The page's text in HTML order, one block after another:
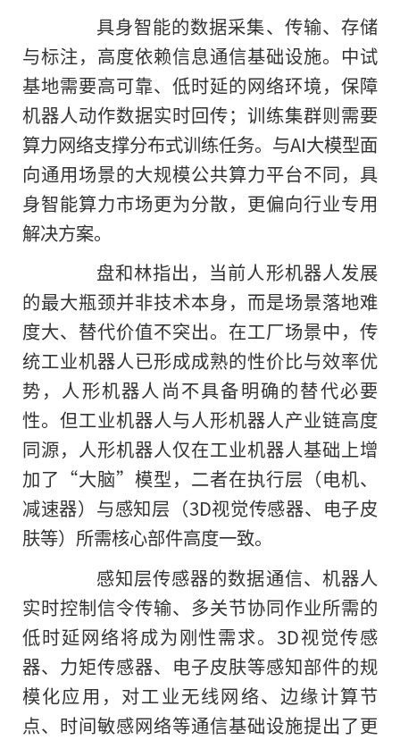
具身智能的数据采集、传输、存储
与标注，高度依赖信息通信基础设施。中试
基地需要高可靠、低时延的网络环境，保障
机器人动作数据实时回传；训练集群则需要
算力网络支撑分布式训练任务。与AI大模型面
向通用场景的大规模公共算力平台不同，具
身智能算力市场更为分散，更偏向行业专用
解决方案。
盘和林指出，当前人形机器人发展
的最大瓶颈并非技术本身，而是场景落地难
度大、替代价值不突出。在工厂场景中，传
统工业机器人已形成成熟的性价比与效率优
势，人形机器人尚不具备明确的替代必要
性。但工业机器人与人形机器人产业链高度
同源，人形机器人仅在工业机器人基础上增
加了“大脑”模型，二者在执行层（电机、
减速器）与感知层（3D视觉传感器、电子皮
肤等）所需核心部件高度一致。
感知层传感器的数据通信、机器人
实时控制信令传输、多关节协同作业所需的
低时延网络将成为刚性需求。3D视觉传感
器、力矩传感器、电子皮肤等感知部件的规
模化应用，对工业无线网络、边缘计算节
点、时间敏感网络等通信基础设施提出了更